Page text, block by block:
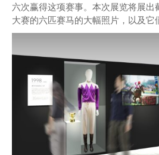
六次赢得这项赛事。本次展览将展出
大赛的六匹赛马的大幅照片，以及它